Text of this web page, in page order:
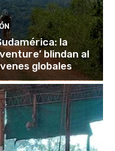
la
blindan al
globales